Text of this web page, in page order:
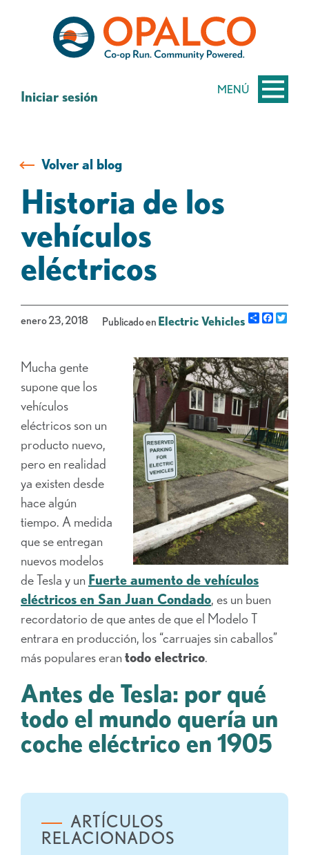
contenido
MENÚ
Iniciar sesión
Volver al blog
Historia de los
vehículos
eléctricos
enero 23, 2018 Publicado en Electric Vehicles Share
Mucha gente
supone que los
vehículos
eléctricos son un
producto nuevo,
pero en realidad
ya existen desde
hace algún
tiempo. A medida
que se entregan
nuevos modelos
de Tesla y un Fuerte aumento de vehículos
eléctricos en San Juan Condado, es un buen
recordatorio de que antes de que el Modelo T
entrara en producción, los “carruajes sin caballos”
más populares eran todo electrico.
Antes de Tesla: por qué
todo el mundo quería un
coche eléctrico en 1905
ARTÍCULOS
RELACIONADOS